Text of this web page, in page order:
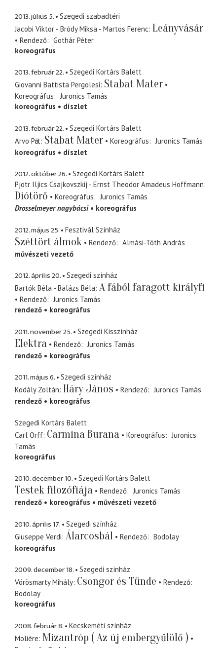
2013. július 5.
Szegedi szabadtéri
Jacobi Viktor - Bródy Miksa - Martos Ferenc Leányvásár
Rendező
Gothár Péter
koreográfus
2013. február 22.
Szegedi Kortárs Balett
Giovanni Battista Pergolesi Stabat Mater
Koreográfus
Juronics Tamás
koreográfus
díszlet
2013. február 22.
Szegedi Kortárs Balett
Arvo Pӓrt Stabat Mater Koreográfus
Juronics Tamás
koreográfus
díszlet
2012. október 26.
Szegedi Kortárs Balett
Pjotr Iljics Csajkovszkij - Ernst Theodor Amadeus Hoffmann
Diótörő Koreográfus
Juronics Tamás
Drosselmeyer nagybácsi
koreográfus
2012. május 25. Fesztivál Színház
Széttört álmok Rendező
Almási-Tóth András
művészeti vezető
2012. április 20.
Szegedi színház
Bartók Béla - Balázs Béla A fából faragott királyfi
Rendező
Juronics Tamás
rendező
koreográfus
2011. november 25. Szegedi Kisszínház
Elektra Rendező
Juronics Tamás
rendező
koreográfus
2011. május 6.
Szegedi színház
Kodály Zoltán Háry János Rendező
Juronics Tamás
rendező
koreográfus
Szegedi Kortárs Balett
Carl Orff Carmina Burana Koreográfus
Juronics
Tamás
koreográfus
2010. december 10. Szegedi Kortárs Balett
Testek filozófiája Rendező
Juronics Tamás
rendező
koreográfus művészeti vezető
2010. április 17.
Szegedi színház
Giuseppe Verdi Álarcosbál Rendező
Bodolay
koreográfus
2009. december 18.
Szegedi színház
Vörösmarty Mihály Csongor és Tünde
Rendező
Bodolay
koreográfus
2008. február 8.
Kecskeméti színház
Molière Mizantróp ( Az új embergyűlölő )